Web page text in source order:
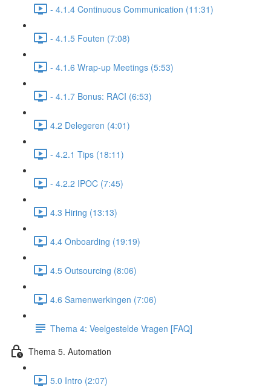
- 4.1.4 Continuous Communication (11:31)
- 4.1.5 Fouten (7:08)
- 4.1.6 Wrap-up Meetings (5:53)
- 4.1.7 Bonus: RACI (6:53)
4.2 Delegeren (4:01)
- 4.2.1 Tips (18:11)
- 4.2.2 IPOC (7:45)
4.3 Hiring (13:13)
4.4 Onboarding (19:19)
4.5 Outsourcing (8:06)
4.6 Samenwerkingen (7:06)
Thema 4: Veelgestelde Vragen [FAQ]
Thema 5. Automation
5.0 Intro (2:07)